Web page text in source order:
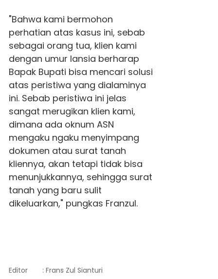
"Bahwa kami bermohon
perhatian atas kasus ini, sebab
sebagai orang tua, klien kami
dengan umur lansia berharap
Bapak Bupati bisa mencari solusi
atas peristiwa yang dialaminya
ini. Sebab peristiwa ini jelas
sangat merugikan klien kami,
dimana ada oknum ASN
mengaku ngaku menyimpang
dokumen atau surat tanah
kliennya, akan tetapi tidak bisa
menunjukkannya, sehingga surat
tanah yang baru sulit
dikeluarkan," pungkas Franzul.
Editor : Frans Zul Sianturi